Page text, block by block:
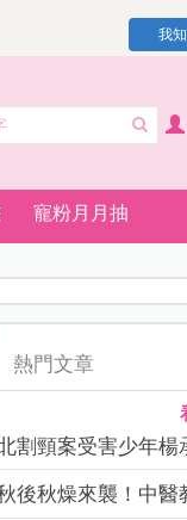
我
寵粉月月抽
熱門文章
割頸案受害少年楊
後秋燥來襲！中醫